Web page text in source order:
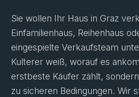
Sie wollen Ihr Haus in Graz
Einfamilienhaus, Reihenhaus
eingespielte Verkaufsteam
Kulterer weiß, worauf es
erstbeste Käufer zählt,
zu sicheren Bedingungen. Wir